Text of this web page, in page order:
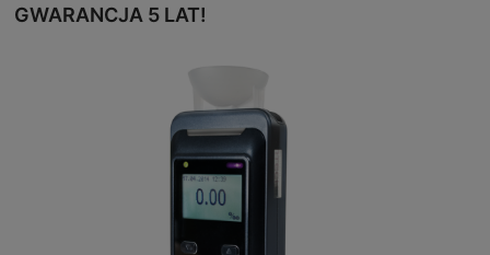
GWARANCJA 5 LAT!